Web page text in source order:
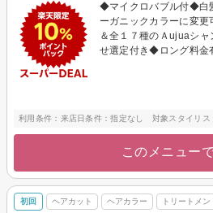
◆マイクロバブル付◆白
ーガニックカラーに変
＆全１７種のＡujuaシ
せ選定付き◆ロング料金
利用条件：来店日条件：指定なし 対象スタイリ
このメニュー
初回 ヘアカット ヘアカラー トリートメン